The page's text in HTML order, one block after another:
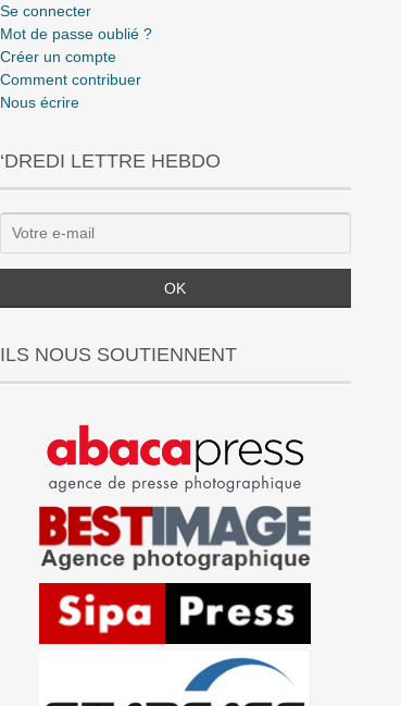
Se connecter
Mot de passe oublié ?
Créer un compte
Comment contribuer
Nous écrire
‘DREDI LETTRE HEBDO
ILS NOUS SOUTIENNENT